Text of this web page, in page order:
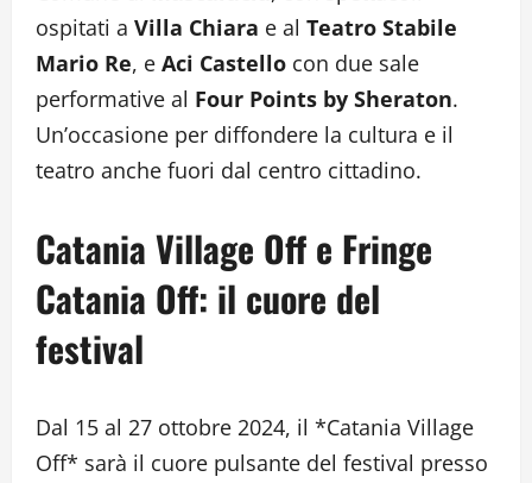
ospitati a Villa Chiara e al Teatro Stabile
Mario Re, e Aci Castello con due sale
performative al Four Points by Sheraton.
Un’occasione per diffondere la cultura e il
teatro anche fuori dal centro cittadino.
Catania Village Off e Fringe
Catania Off: il cuore del
festival
Dal 15 al 27 ottobre 2024, il *Catania Village
Off* sarà il cuore pulsante del festival presso